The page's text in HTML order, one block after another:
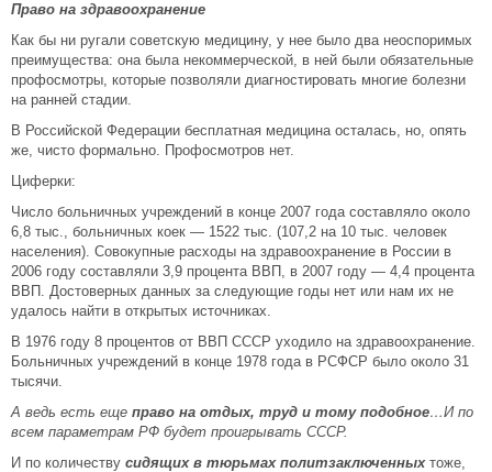
Право на здравоохранение
Как бы ни ругали советскую медицину, у нее было два неоспоримых
преимущества: она была некоммерческой, в ней были обязательные
профосмотры, которые позволяли диагностировать многие болезни
на ранней стадии.
В Российской Федерации бесплатная медицина осталась, но, опять
же, чисто формально. Профосмотров нет.
Циферки:
Число больничных учреждений в конце 2007 года составляло около
6,8 тыс., больничных коек — 1522 тыс. (107,2 на 10 тыс. человек
населения). Совокупные расходы на здравоохранение в России в
2006 году составляли 3,9 процента ВВП, в 2007 году — 4,4 процента
ВВП. Достоверных данных за следующие годы нет или нам их не
удалось найти в открытых источниках.
В 1976 году 8 процентов от ВВП СССР уходило на здравоохранение.
Больничных учреждений в конце 1978 года в РСФСР было около 31
тысячи.
А ведь есть еще право на отдых, труд и тому подобное…И по
всем параметрам РФ будет проигрывать СССР.
И по количеству сидящих в тюрьмах политзаключенныхтоже,